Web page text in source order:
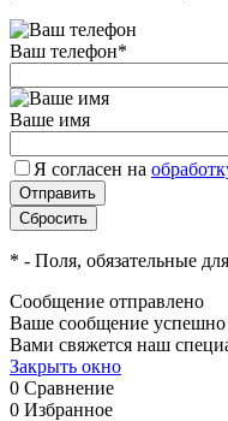
Ваш телефон*
Ваше имя
Я согласен на
* - Поля, обязательные
Сообщение отправлено
Ваше сообщение
Вами свяжется наш
Закрыть окно
0 Сравнение
0 Избранное